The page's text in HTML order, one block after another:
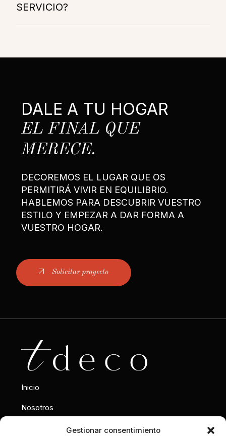
Gestionar consentimiento
SERVICIO?
DALE A TU HOGAR
EL FINAL QUE
MERECE.
DECOREMOS EL LUGAR QUE OS
PERMITIRÁ VIVIR EN EQUILIBRIO.
HABLEMOS PARA DESCUBRIR VUESTRO
ESTILO Y EMPEZAR A DAR FORMA A
VUESTRO HOGAR.
Solicitar proyecto
Inicio
Nosotros